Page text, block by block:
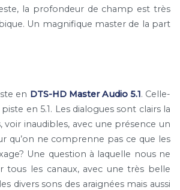
la profondeur de champ est très
Un magnifique master de la part
en DTS-HD Master Audio 5.1. Celle-
en 5.1. Les dialogues sont clairs la
inaudibles, avec une présence un
qu’on ne comprenne pas ce que les
Une question à laquelle nous ne
les canaux, avec une très belle
divers sons des araignées mais aussi